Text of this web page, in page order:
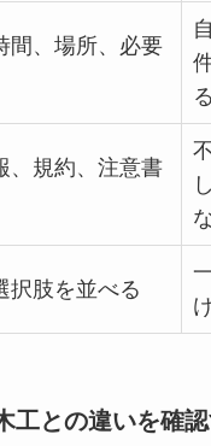
間、場所、必要
る
、規約、注意書
択肢を並べる
工との違いを確